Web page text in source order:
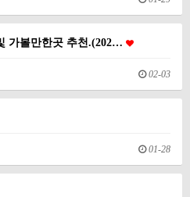
가볼만한곳 추천.(202…
02-03
01-28